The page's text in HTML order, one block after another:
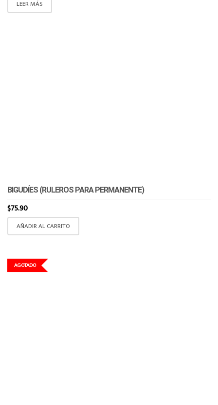
LEER MÁS
BIGUDÍES (RULEROS PARA PERMANENTE)
$75.90
AÑADIR AL CARRITO
AGOTADO